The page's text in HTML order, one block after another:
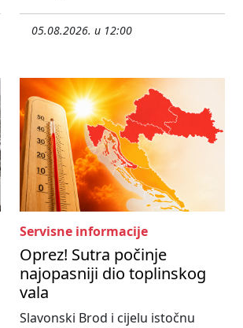
05.08.2026. u 12:00
Servisne informacije
Oprez! Sutra počinje
najopasniji dio toplinskog
vala
Slavonski Brod i cijelu istočnu